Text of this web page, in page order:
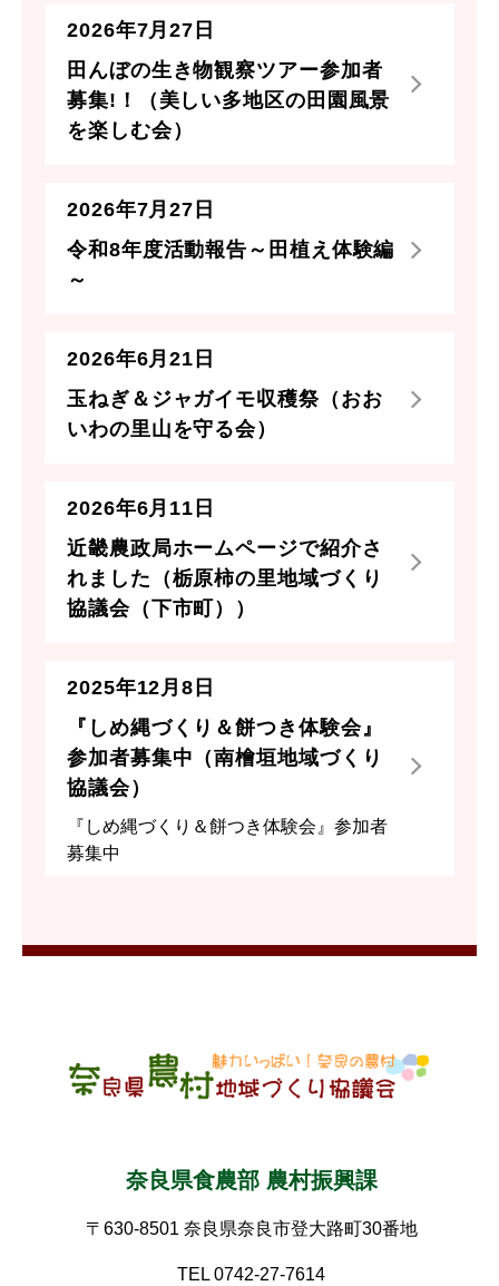
2026年7月27日
田んぼの生き物観察ツアー参加者
募集!！（美しい多地区の田園風景
を楽しむ会）
2026年7月27日
令和8年度活動報告～田植え体験編
～
2026年6月21日
玉ねぎ＆ジャガイモ収穫祭（おお
いわの里山を守る会）
2026年6月11日
近畿農政局ホームページで紹介さ
れました（栃原柿の里地域づくり
協議会（下市町））
2025年12月8日
『しめ縄づくり＆餅つき体験会』
参加者募集中（南檜垣地域づくり
協議会）
『しめ縄づくり＆餅つき体験会』参加者
募集中
奈良県食農部 農村振興課
〒630-8501 奈良県奈良市登大路町30番地
TEL 0742-27-7614